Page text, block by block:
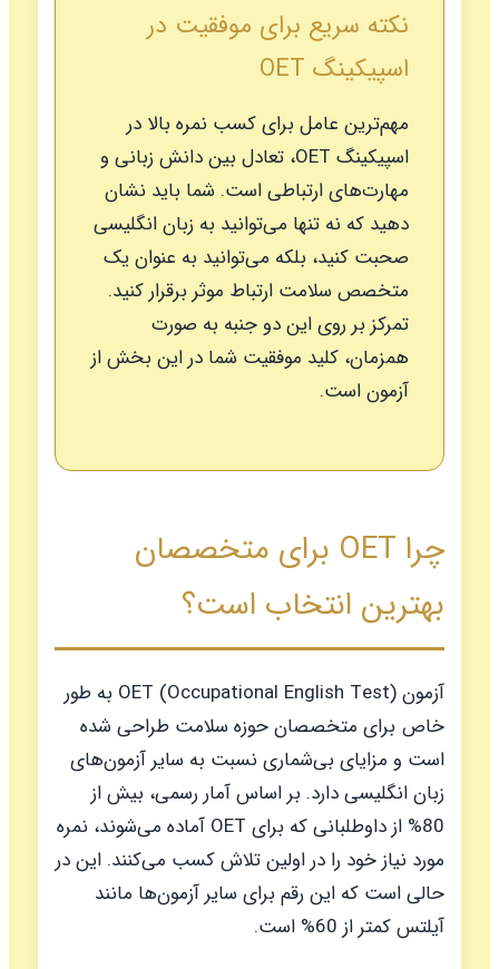
نکته سریع برای موفقیت در
اسپیکینگ OET
مهم‌ترین عامل برای کسب نمره بالا در
اسپیکینگ OET، تعادل بین دانش زبانی و
مهارت‌های ارتباطی است. شما باید نشان
دهید که نه تنها می‌توانید به زبان انگلیسی
صحبت کنید، بلکه می‌توانید به عنوان یک
متخصص سلامت ارتباط موثر برقرار کنید.
تمرکز بر روی این دو جنبه به صورت
همزمان، کلید موفقیت شما در این بخش از
آزمون است.
چرا OET برای متخصصان
بهترین انتخاب است؟
آزمون OET (Occupational English Test) به طور
خاص برای متخصصان حوزه سلامت طراحی شده
است و مزایای بی‌شماری نسبت به سایر آزمون‌های
زبان انگلیسی دارد. بر اساس آمار رسمی، بیش از
80% از داوطلبانی که برای OET آماده می‌شوند، نمره
مورد نیاز خود را در اولین تلاش کسب می‌کنند. این در
حالی است که این رقم برای سایر آزمون‌ها مانند
آیلتس کمتر از 60% است.